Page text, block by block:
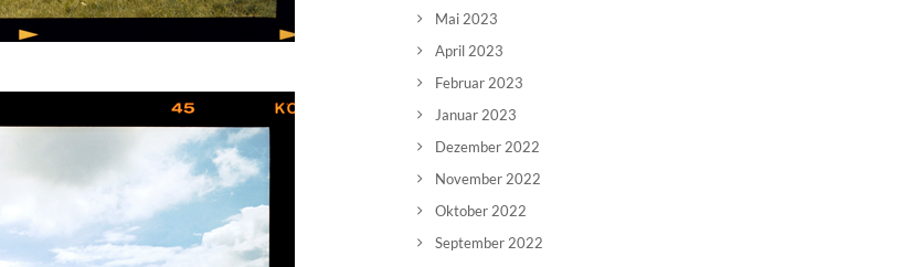
Mai 2023
April 2023
Februar 2023
Januar 2023
Dezember 2022
November 2022
Oktober 2022
September 2022